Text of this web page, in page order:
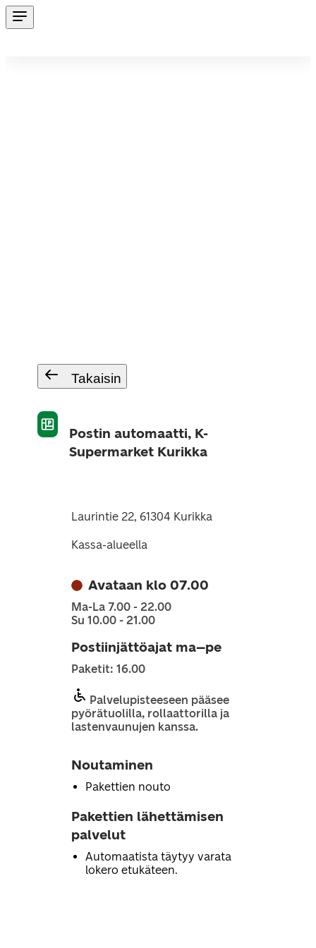
Takaisin
Postin automaatti, K-
Supermarket Kurikka
Laurintie 22, 61304 Kurikka
Kassa-alueella
Avataan klo 07.00
Ma-La 7.00 - 22.00
Su 10.00 - 21.00
Postiinjättöajat ma–pe
Paketit: 16.00
Palvelupisteeseen pääsee
pyörätuolilla, rollaattorilla ja
lastenvaunujen kanssa.
Noutaminen
Pakettien nouto
Pakettien lähettämisen
palvelut
Automaatista täytyy varata
lokero etukäteen.